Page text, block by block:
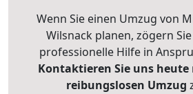
Wenn Sie einen Umzug von
Wilsnack planen, zögern
professionelle Hilfe in
Kontaktieren Sie uns heute
reibungslosen Umzug